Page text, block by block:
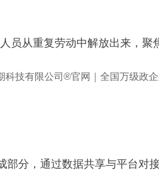
员从重复劳动中解放出来，
分，通过数据共享与平台对